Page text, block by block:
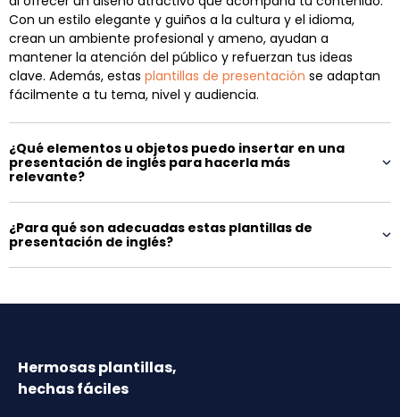
Con un estilo elegante y guiños a la cultura y el idioma,
crean un ambiente profesional y ameno, ayudan a
mantener la atención del público y refuerzan tus ideas
clave. Además, estas plantillas de presentación se adaptan
fácilmente a tu tema, nivel y audiencia.
¿Qué elementos u objetos puedo insertar en una
presentación de inglés para hacerla más
relevante?
¿Para qué son adecuadas estas plantillas de
presentación de inglés?
Hermosas plantillas,
hechas fáciles